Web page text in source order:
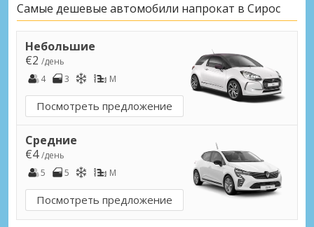
Самые дешевые автомобили напрокат в Сирос
Небольшие
€2 /день
4
3 M
Посмотреть предложение
Средние
€4/день
5
5 M
Посмотреть предложение